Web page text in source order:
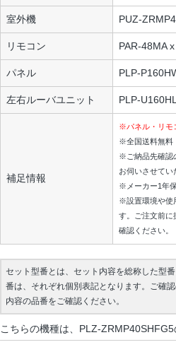
室外機 PUZ-
リモコン PAR-48MA
パネル PLP-
左右ルーバユニット PLP-
補足情報
※パネル・リモ
※全国送料無料
※ご納品先確認
お伺いさせてい
※メーカー1年
※設置環境や使
す。ご注文前に
確認ください。
セット型番とは、セット内容を総称した型
番は、それぞれ個別表記となります。ご確
内容の品番をご確認ください。
こちらの機種は、PLZ-ZRMP40SHFG5